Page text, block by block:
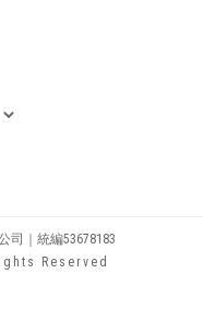
司｜統編53678183
Reserved